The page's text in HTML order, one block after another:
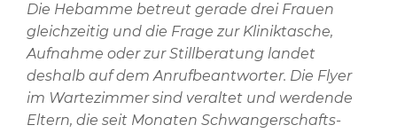
Die Hebamme betreut gerade drei Frauen
gleichzeitig und die Frage zur Kliniktasche,
Aufnahme oder zur Stillberatung landet
deshalb auf dem Anrufbeantworter. Die Flyer
im Wartezimmer sind veraltet und werdende
Eltern, die seit Monaten Schwangerschafts-